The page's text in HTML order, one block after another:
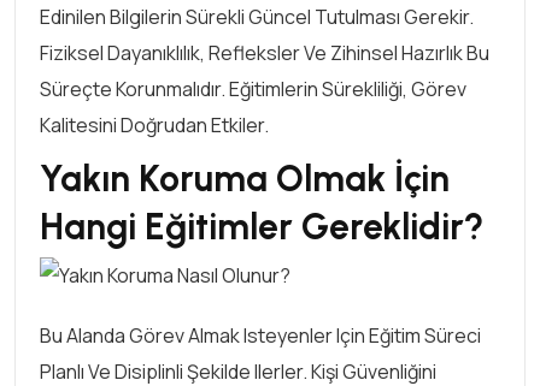
Edinilen Bilgilerin Sürekli Güncel Tutulması Gerekir.
Fiziksel Dayanıklılık, Refleksler Ve Zihinsel Hazırlık Bu
Süreçte Korunmalıdır. Eğitimlerin Sürekliliği, Görev
Kalitesini Doğrudan Etkiler.
Yakın Koruma Olmak İçin
Hangi Eğitimler Gereklidir?
Bu Alanda Görev Almak Isteyenler Için Eğitim Süreci
Planlı Ve Disiplinli Şekilde Ilerler. Kişi Güvenliğini